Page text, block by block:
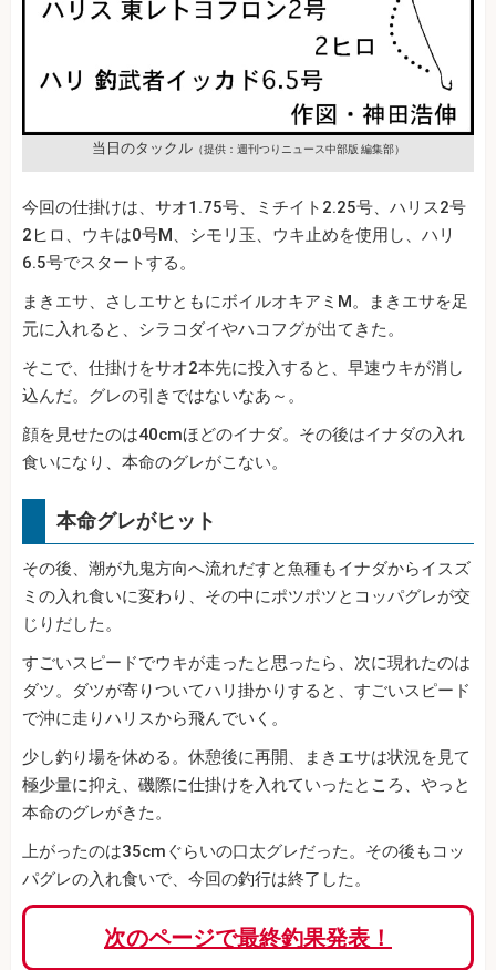
当日のタックル（提供：週刊つりニュース中部版 編集部）
今回の仕掛けは、サオ1.75号、ミチイト2.25号、ハリス2号
2ヒロ、ウキは0号M、シモリ玉、ウキ止めを使用し、ハリ
6.5号でスタートする。
まきエサ、さしエサともにボイルオキアミM。まきエサを足
元に入れると、シラコダイやハコフグが出てきた。
そこで、仕掛けをサオ2本先に投入すると、早速ウキが消し
込んだ。グレの引きではないなあ～。
顔を見せたのは40cmほどのイナダ。その後はイナダの入れ
食いになり、本命のグレがこない。
本命グレがヒット
その後、潮が九鬼方向へ流れだすと魚種もイナダからイスズ
ミの入れ食いに変わり、その中にポツポツとコッパグレが交
じりだした。
すごいスピードでウキが走ったと思ったら、次に現れたのは
ダツ。ダツが寄りついてハリ掛かりすると、すごいスピード
で沖に走りハリスから飛んでいく。
少し釣り場を休める。休憩後に再開、まきエサは状況を見て
極少量に抑え、磯際に仕掛けを入れていったところ、やっと
本命のグレがきた。
上がったのは35cmぐらいの口太グレだった。その後もコッ
パグレの入れ食いで、今回の釣行は終了した。
次のページで最終釣果発表！